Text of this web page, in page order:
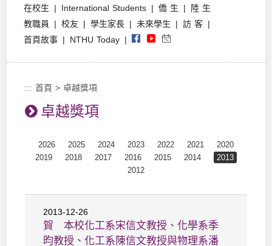
在校生 | International Students | 僑 生 |
陸 生
教職員
| 校友 | 學生家長 | 未來學生 | 訪 客 |
首頁故事 | NTHU Today |
::: 首頁 >卓越獎項
卓越獎項
2026 2025 2024 2023 2022 2021
2020
2019
2018 2017 2016 2015 2014
2013
2012
2013-12-26
賀 本校化工系宋信文教授、化學系季
昀教授、化工系陳信文教授與物理系潘